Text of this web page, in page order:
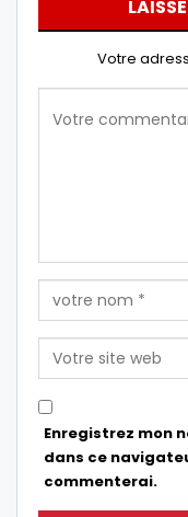
Votre
Enregistrez mon
dans ce
commenterai.